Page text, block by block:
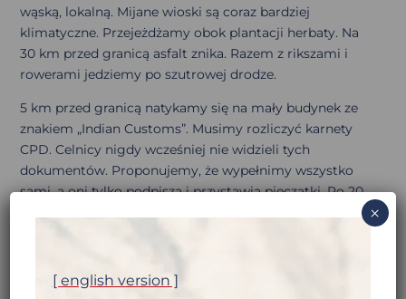
wąską, lokalną. Mijane wioski są coraz bardziej
klimatyczne. Przejeżdżamy obok plantacji herbaty. Na
30 km przed granicą asfalt znika. Razem z rikszami i
rowerami jedziemy po szutrowej drodze.
5 km przed granicą natykamy się na mały budynek ze
znakiem „Indian Customs”. Musimy rozliczyć karnety
CPD. Celnicy nigdy wcześniej nie widzieli tych
dokumentów. Proponujemy, że wypełnimy wszystko
sami, a oni tylko podpiszą i przystawią pieczątki. Po 20
mówią nam, że musimy wrócić 7 km do mostu, gdzie
[ english version ]
×